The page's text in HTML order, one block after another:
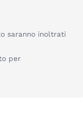
saranno inoltrati
per